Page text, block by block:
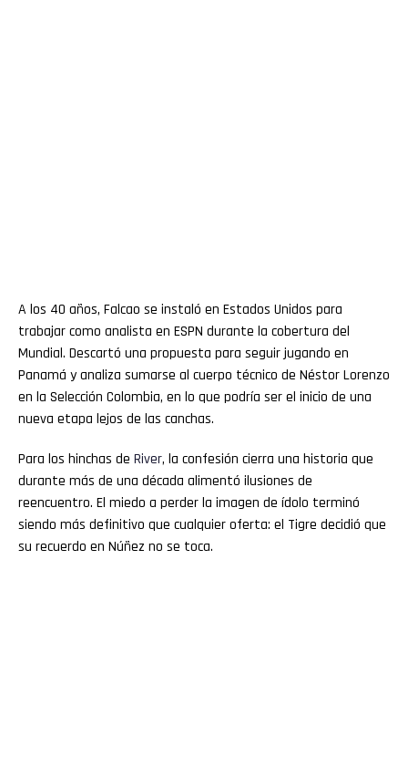
A los 40 años, Falcao se instaló en Estados Unidos para
trabajar como analista en ESPN durante la cobertura del
Mundial. Descartó una propuesta para seguir jugando en
Panamá y analiza sumarse al cuerpo técnico de Néstor Lorenzo
en la Selección Colombia, en lo que podría ser el inicio de una
nueva etapa lejos de las canchas.
Para los hinchas de River, la confesión cierra una historia que
durante más de una década alimentó ilusiones de
reencuentro. El miedo a perder la imagen de ídolo terminó
siendo más definitivo que cualquier oferta: el Tigre decidió que
su recuerdo en Núñez no se toca.